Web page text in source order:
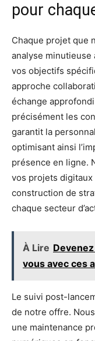
pour
Chaque projet que
analyse
vos objectifs
approche
échange
précisément les
garantit la
optimisant ainsi
présence en ligne.
vos projets
construction de
chaque secteur
À Lire
vous avec ces
Le suivi post-
de notre offre.
une maintenance